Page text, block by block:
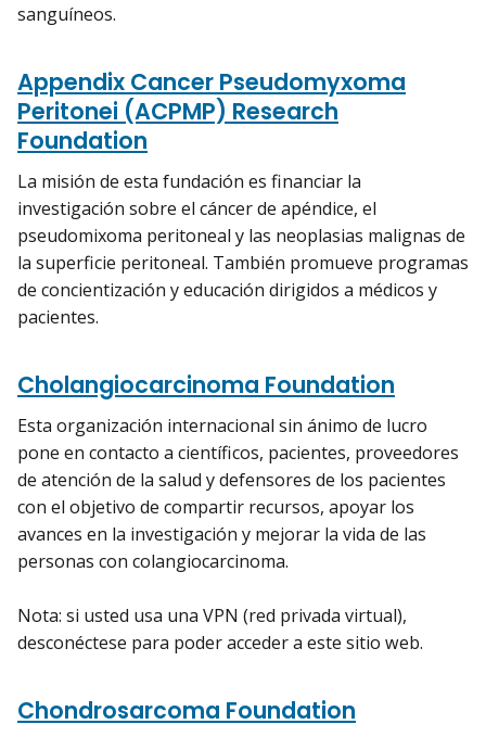
sanguíneos.
Appendix Cancer Pseudomyxoma
Peritonei (ACPMP) Research
Foundation
La misión de esta fundación es financiar la
investigación sobre el cáncer de apéndice, el
pseudomixoma peritoneal y las neoplasias malignas de
la superficie peritoneal. También promueve programas
de concientización y educación dirigidos a médicos y
pacientes.
Cholangiocarcinoma Foundation
Esta organización internacional sin ánimo de lucro
pone en contacto a científicos, pacientes, proveedores
de atención de la salud y defensores de los pacientes
con el objetivo de compartir recursos, apoyar los
avances en la investigación y mejorar la vida de las
personas con colangiocarcinoma.
Nota: si usted usa una VPN (red privada virtual),
desconéctese para poder acceder a este sitio web.
Chondrosarcoma Foundation